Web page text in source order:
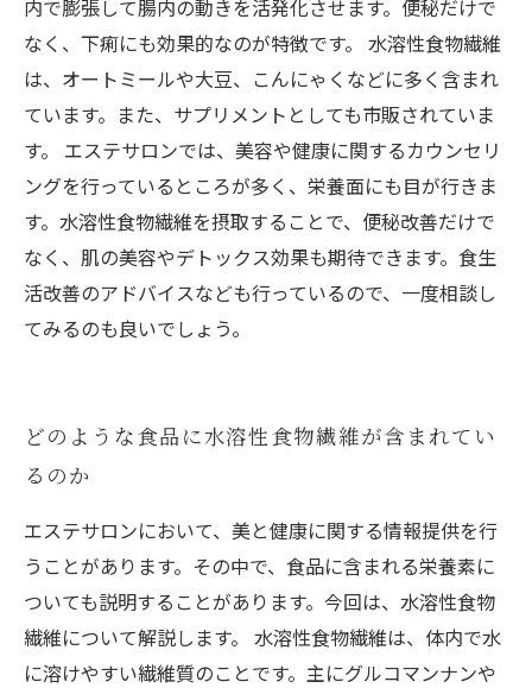
内で膨張して腸内の動きを活発化させます。便秘だけで
なく、下痢にも効果的なのが特徴です。 水溶性食物繊維
は、オートミールや大豆、こんにゃくなどに多く含まれ
ています。また、サプリメントとしても市販されていま
す。 エステサロンでは、美容や健康に関するカウンセリ
ングを行っているところが多く、栄養面にも目が行きま
す。水溶性食物繊維を摂取することで、便秘改善だけで
なく、肌の美容やデトックス効果も期待できます。食生
活改善のアドバイスなども行っているので、一度相談し
てみるのも良いでしょう。
どのような食品に水溶性食物繊維が含まれてい
るのか
エステサロンにおいて、美と健康に関する情報提供を行
うことがあります。その中で、食品に含まれる栄養素に
ついても説明することがあります。今回は、水溶性食物
繊維について解説します。 水溶性食物繊維は、体内で水
に溶けやすい繊維質のことです。主にグルコマンナンや